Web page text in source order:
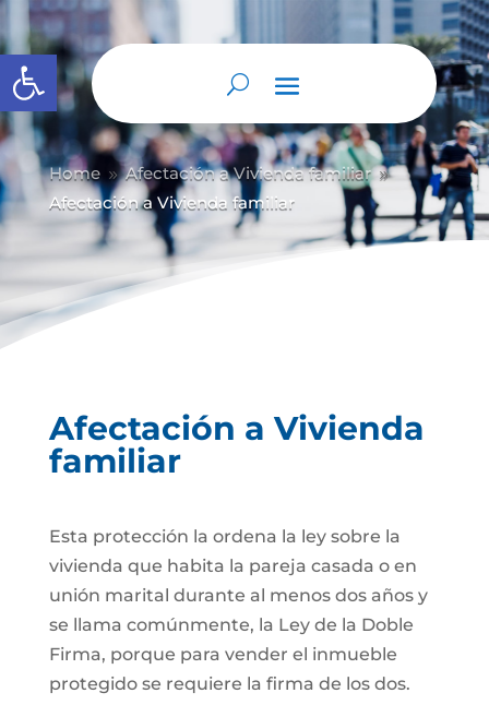
Abrir barra de herramientas
Home 9 Afectación a Vivienda familiar 9
Afectación a Vivienda familiar
Afectación a Vivienda
familiar
Esta protección la ordena la ley sobre la
vivienda que habita la pareja casada o en
unión marital durante al menos dos años y
se llama comúnmente, la Ley de la Doble
Firma, porque para vender el inmueble
protegido se requiere la firma de los dos.